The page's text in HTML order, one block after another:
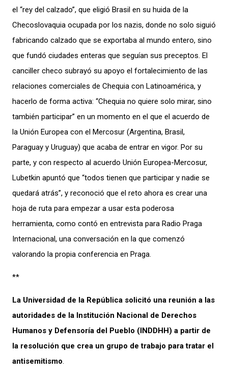
el “rey del calzado”, que eligió Brasil en su huida de la
Checoslovaquia ocupada por los nazis, donde no solo siguió
fabricando calzado que se exportaba al mundo entero, sino
que fundó ciudades enteras que seguían sus preceptos. El
canciller checo subrayó su apoyo el fortalecimiento de las
relaciones comerciales de Chequia con Latinoamérica, y
hacerlo de forma activa: “Chequia no quiere solo mirar, sino
también participar” en un momento en el que el acuerdo de
la Unión Europea con el Mercosur (Argentina, Brasil,
Paraguay y Uruguay) que acaba de entrar en vigor. Por su
parte, y con respecto al acuerdo Unión Europea-Mercosur,
Lubetkin apuntó que “todos tienen que participar y nadie se
quedará atrás”, y reconoció que el reto ahora es crear una
hoja de ruta para empezar a usar esta poderosa
herramienta, como contó en entrevista para Radio Praga
Internacional, una conversación en la que comenzó
valorando la propia conferencia en Praga.
**
La Universidad de la República solicitó una reunión a las
autoridades de la Institución Nacional de Derechos
Humanos y Defensoría del Pueblo (INDDHH) a partir de
la resolución que crea un grupo de trabajo para tratar el
antisemitismo.